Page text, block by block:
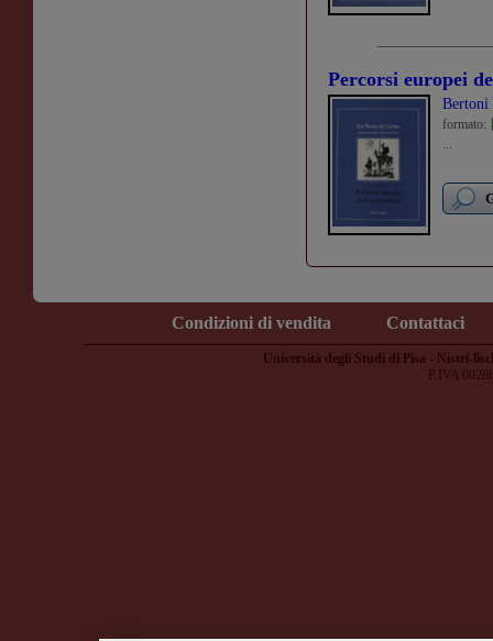
Percorsi europei
Bertoni
formato:
...
Condizioni di vendita Contattaci
Università degli Studi di Pisa - Nistri-
P.IVA